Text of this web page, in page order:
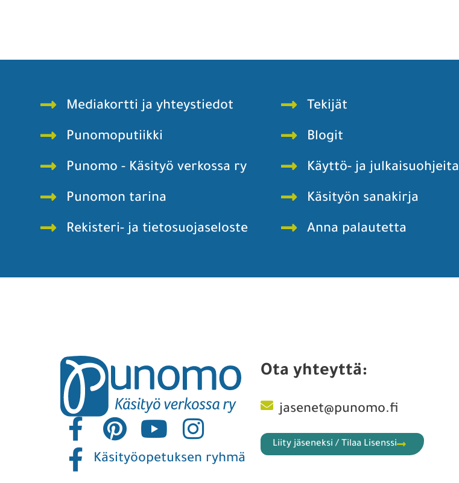
Mediakortti ja yhteystiedot
Punomoputiikki
Punomo - Käsityö verkossa ry
Punomon tarina
Rekisteri- ja tietosuojaseloste
Tekijät
Blogit
Käyttö- ja julkaisuohjeita
Käsityön sanakirja
Anna palautetta
Käsityöopetuksen ryhmä
Ota yhteyttä:
jasenet@punomo.fi
Liity jäseneksi / Tilaa Lisenssi